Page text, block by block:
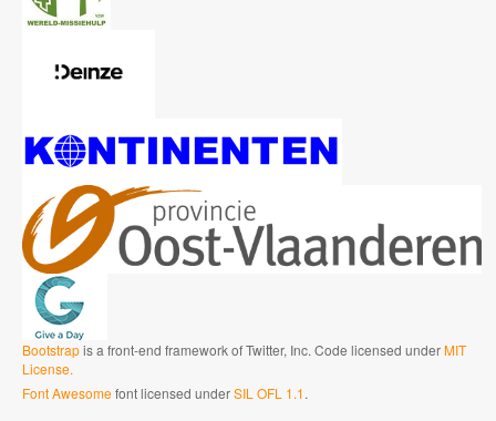
Bootstrapis a front-end framework of Twitter, Inc. Code licensed underMIT
License.
Font Awesomefont licensed underSIL OFL 1.1.